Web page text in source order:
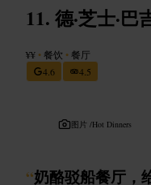
德·芝士·巴
¥¥ •餐饮 •餐厅
4.6
4.5
图片 /Hot Dinners
“奶酪驳船餐厅，